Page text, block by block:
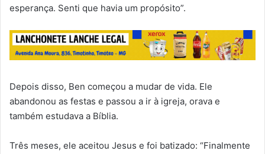
esperança. Senti que havia um propósito”.
Depois disso, Ben começou a mudar de vida. Ele
abandonou as festas e passou a ir à igreja, orava e
também estudava a Bíblia.
Três meses, ele aceitou Jesus e foi batizado: “Finalmente